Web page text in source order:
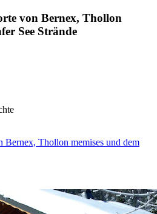
von Bernex, Thollon
See Strände
Bernex, Thollon memises und dem